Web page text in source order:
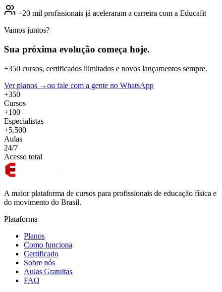
+20 mil profissionais já aceleraram a carreira com a Educafit
Vamos juntos?
Sua próxima evolução começa hoje.
+350 cursos, certificados ilimitados e novos lançamentos sempre.
Ver planos →ou fale com a gente no WhatsApp
+350
Cursos
+100
Especialistas
+5.500
Aulas
24/7
Acesso total
A maior plataforma de cursos para profissionais de educação física e
do movimento do Brasil.
Plataforma
Planos
Como funciona
Certificado
Sobre nós
Aulas Gratuitas
FAQ